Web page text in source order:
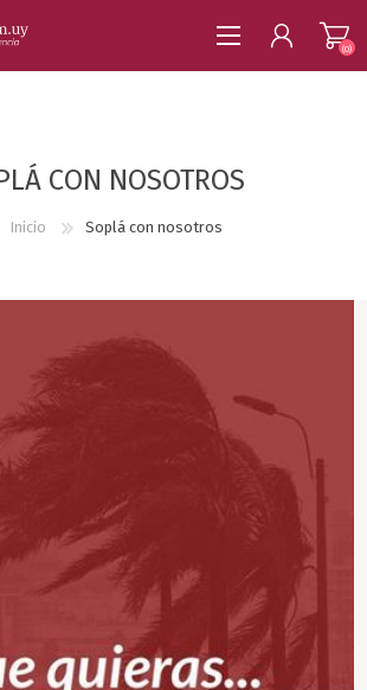
(0)
CON NOSOTROS
Inicio Soplá con nosotros